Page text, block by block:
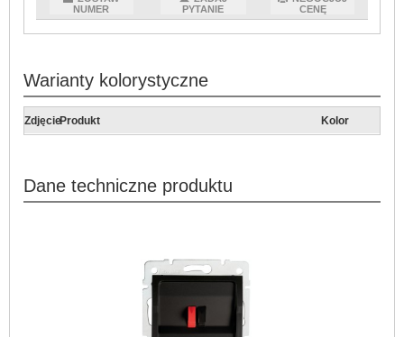
NUMER
PYTANIE
CENĘ
Warianty kolorystyczne
ZdjęcieProdukt Kolor
Dane techniczne produktu